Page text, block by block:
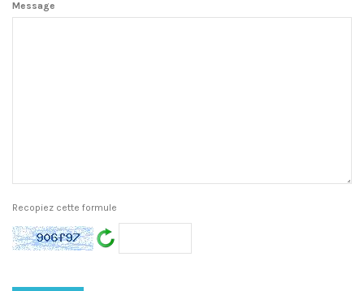
Message
Recopiez cette formule